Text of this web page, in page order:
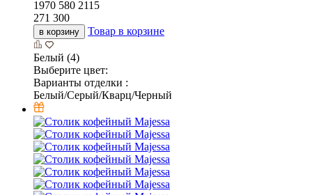
1970 580 2115
271 300
в корзину Товар в корзине
Белый (4)
Выберите цвет:
Варианты отделки :
Белый/Серый/Кварц/Черный